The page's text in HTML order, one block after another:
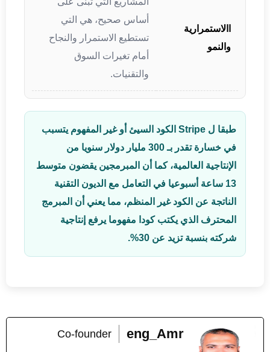
االاستمرارية
والنمو
أساس صحيح، هي التي
تستطيع الاستمرار والنجاح
أمام تغيرات السوق
والتقنيات.
طبقا ل Stripe الكود السيئ أو غير المفهوم يتسبب
في خسارة تقدر بـ 300 مليار دولار سنويا من
الإنتاجية العالمية، كما أن المبرمجين يقضون متوسط
13 ساعة أسبوعيا في التعامل مع الديون التقنية
الناتجة عن الكود غير المنظم، مما يعني أن المبرمج
المحترف الذي يكتب كودا مفهوما يرفع إنتاجية
شركته بنسبة تزيد عن 30%.
eng_Amr
Co-founder